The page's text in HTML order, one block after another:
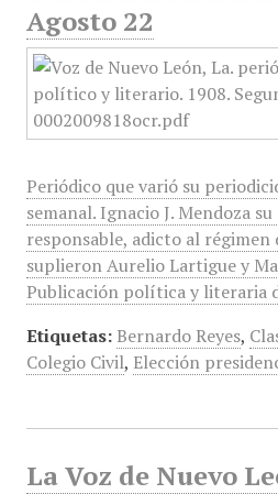
Agosto 22
Periódico que varió su
semanal. Ignacio J. Mendoza
responsable, adicto al régimen
suplieron Aurelio Lartigue y
Publicación política y literaria
Etiquetas: Bernardo Reyes,
Colegio Civil, Elección
La Voz de Nuevo